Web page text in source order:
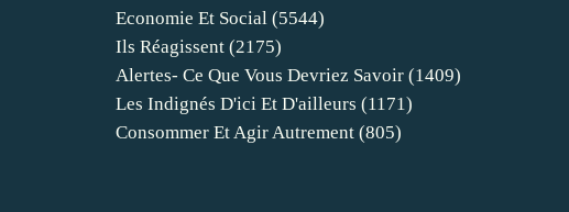
Economie Et Social (5544)
Ils Réagissent (2175)
Alertes- Ce Que Vous Devriez Savoir (1409)
Les Indignés D'ici Et D'ailleurs (1171)
Consommer Et Agir Autrement (805)